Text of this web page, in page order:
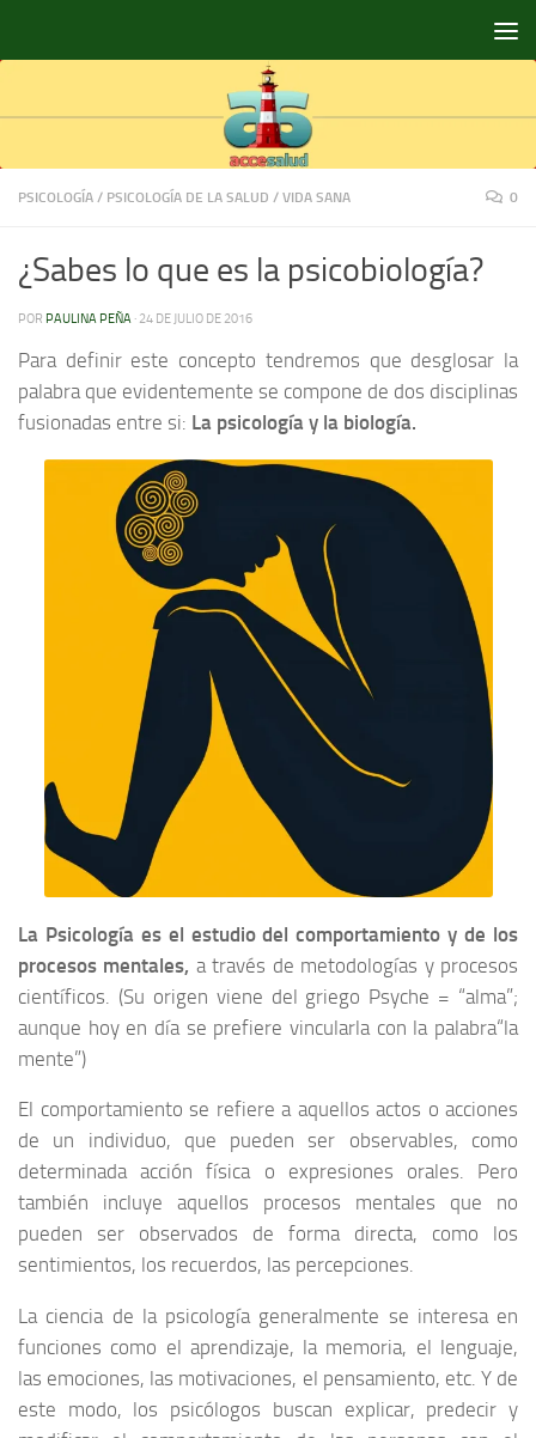
PSICOLOGÍA / PSICOLOGÍA DE LA SALUD / VIDA SANA 0
¿Sabes lo que es la psicobiología?
POR PAULINA PEÑA · 24 DE JULIO DE 2016
Para definir este concepto tendremos que desglosar la
palabra que evidentemente se compone de dos disciplinas
fusionadas entre si: La psicología y la biología.
La Psicología es el estudio del comportamiento y de los
procesos mentales, a través de metodologías y procesos
científicos. (Su origen viene del griego Psyche = “alma”;
aunque hoy en día se prefiere vincularla con la palabra“la
mente”)
El comportamiento se refiere a aquellos actos o acciones
de un individuo, que pueden ser observables, como
determinada acción física o expresiones orales. Pero
también incluye aquellos procesos mentales que no
pueden ser observados de forma directa, como los
sentimientos, los recuerdos, las percepciones.
La ciencia de la psicología generalmente se interesa en
funciones como el aprendizaje, la memoria, el lenguaje,
las emociones, las motivaciones, el pensamiento, etc. Y de
este modo, los psicólogos buscan explicar, predecir y